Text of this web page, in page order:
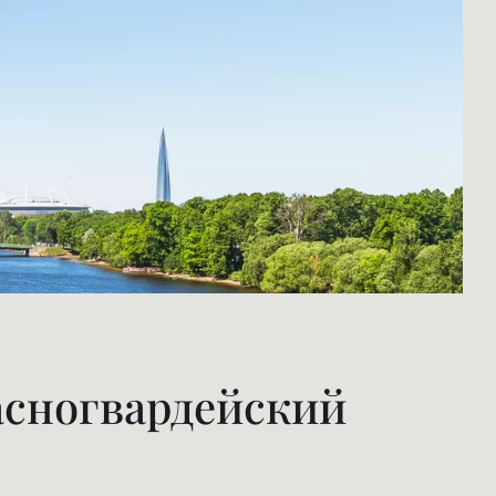
района можно назвать дома
а также вдоль Малоохотинского